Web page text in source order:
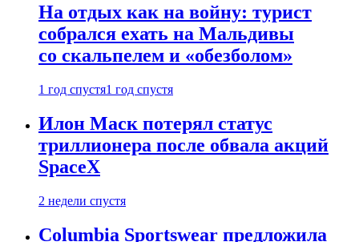
На отдых как на войну: турист
собрался ехать на Мальдивы
со скальпелем и «обезболом»
1 год спустя1 год спустя
Илон Маск потерял статус
триллионера после обвала акций
SpaceX
2 недели спустя
Columbia Sportswear предложила